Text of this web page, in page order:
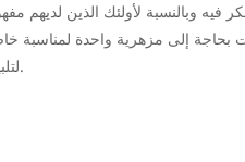
فيه وبالنسبة لأولئك الذين لديهم
بحاجة إلى مزهرية واحدة لمناسبة
لتلبية احتياجاتك مع جودة وإبداع من الدرجة الأولى.